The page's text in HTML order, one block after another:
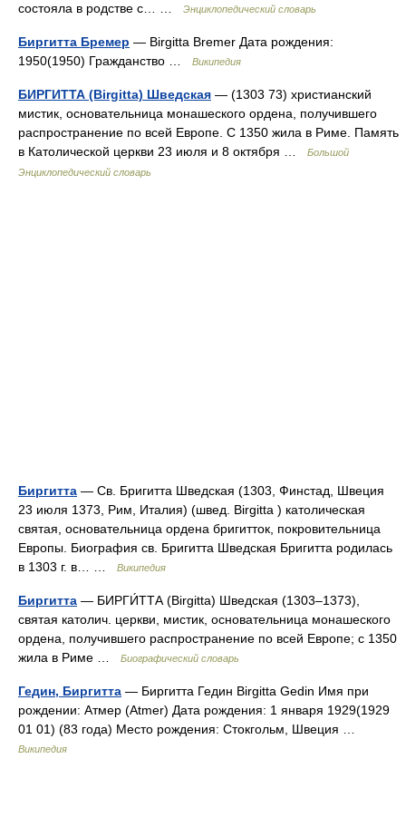
состояла в родстве с… …
Энциклопедический словарь
Биргитта Бремер — Birgitta Bremer Дата рождения:
1950(1950) Гражданство …
Википедия
БИРГИТТА (Birgitta) Шведская — (1303 73) христианский
мистик, основательница монашеского ордена, получившего
распространение по всей Европе. С 1350 жила в Риме. Память
в Католической церкви 23 июля и 8 октября …
Большой
Энциклопедический словарь
Биргитта — Св. Бригитта Шведская (1303, Финстад, Швеция
23 июля 1373, Рим, Италия) (швед. Birgitta ) католическая
святая, основательница ордена бригитток, покровительница
Европы. Биография св. Бригитта Шведская Бригитта родилась
в 1303 г. в… …
Википедия
Биргитта — БИРГИ́ТТА (Birgitta) Шведская (1303–1373),
святая католич. церкви, мистик, основательница монашеского
ордена, получившего распространение по всей Европе; с 1350
жила в Риме …
Биографический словарь
Гедин, Биргитта — Биргитта Гедин Birgitta Gedin Имя при
рождении: Атмер (Atmer) Дата рождения: 1 января 1929(1929
01 01) (83 года) Место рождения: Стокгольм, Швеция …
Википедия